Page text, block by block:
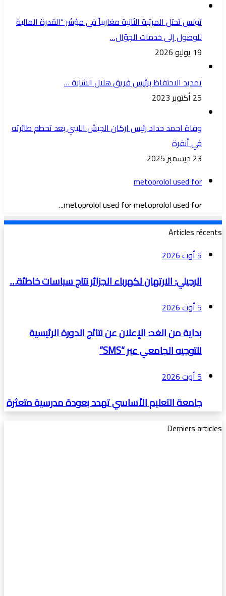
تونس تحتل المرتبة الثانية مغاربياً في مؤشر “القدرة المالية
للوصول إلى خدمات الجوّال…
19 يوليو 2026
تمديد الاحتفاظ برئيس فريق هلال الشابة …
25 أكتوبر 2023
وفاة احمد حداد رئيس اركان الجيش الليبي بعد تحطم طائرته
في أنقرة
23 ديسمبر 2025
metoprolol used for
metoprolol used for metoprolol used for...
Articles récents
5 أوت 2026
الرحيلي: الارتهان لكهرباء الجزائر نتاج سياسات خاطئة…
5 أوت 2026
بداية من الغد: الإعلان عن نتائج الدورة الرئيسية
للتوجيه الجامعي عبر “SMS”
5 أوت 2026
جامعة التعليم الأساسي تهدد بعودة مدرسية متعثرة
Derniers articles